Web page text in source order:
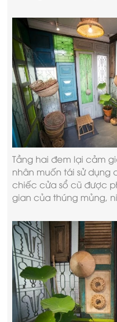
Tầng hai đem lại cảm
nhân muốn tái sử dụng
chiếc cửa sổ cũ được
gian của thúng mủng,